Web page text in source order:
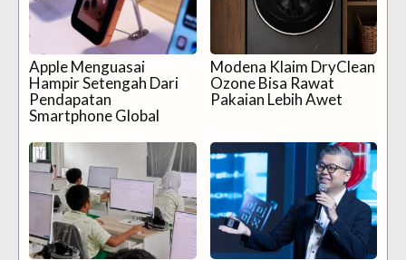
Apple Menguasai
Hampir Setengah Dari
Pendapatan
Smartphone Global
Modena Klaim DryClean
Ozone Bisa Rawat
Pakaian Lebih Awet